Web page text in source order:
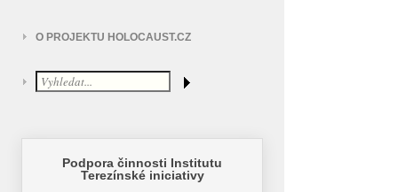
O PROJEKTU HOLOCAUST.CZ